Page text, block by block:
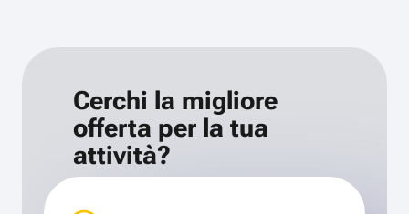
Cerchi la migliore
offerta per la tua
attività?